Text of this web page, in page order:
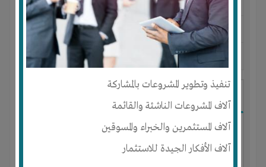
تنفيذ وتطوير المشروعات بالمشاركة
آلاف المشروعات الناشئة والقائمة
آلاف المستثمرين والخبراء والمسوقين
آلاف الأفكار الجيدة للاستثمار
لديـه : تسويق
المكان :الامارات العربية المتحدة ابوظبى -ابوظبى
آخر ظهور: : منذ 2 سنوات